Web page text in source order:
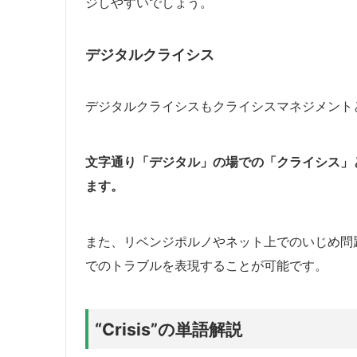
デジタルクライシス
デジタルクライシスもクライシスマネジメン
文字通り「デジタル」の場での「クライシス
ます。
また、リベンジポルノやネット上でのいじめ
でのトラブルを表現することが可能です。
“Crisis”の単語解説